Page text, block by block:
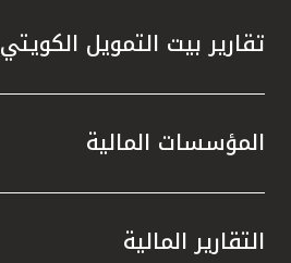
تقارير بيت التمويل الكويتي
المؤسسات المالية
التقارير المالية